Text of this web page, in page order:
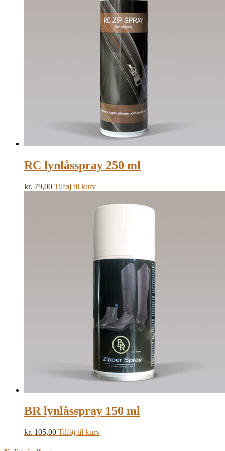
RC lynlåsspray 250 ml
kr. 79,00 Tilføj til kurv
BR lynlåsspray 150 ml
kr. 105,00 Tilføj til kurv